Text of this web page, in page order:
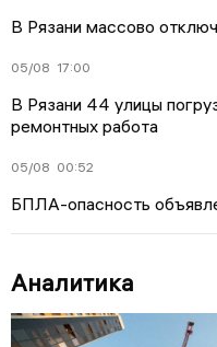
В Рязани массово
05/08 17:00
В Рязани 44 улицы
ремонтных работа
05/08 00:52
БПЛА-опасность
Аналитика